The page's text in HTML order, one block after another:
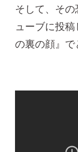
そして、そ
ューブに投
の裏の顔』で